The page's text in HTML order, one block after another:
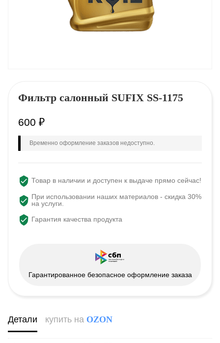
Фильтр салонный SUFIX SS-1175
600 ₽
Временно оформление заказов недоступно.
Товар в наличии и доступен к выдаче прямо сейчас!
При использовании наших материалов - скидка 30%
на услуги.
Гарантия качества продукта
Гарантированное безопасное оформление заказа
Детали купить на OZON